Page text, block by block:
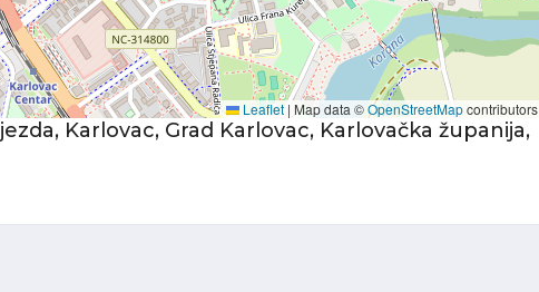
Leaflet | Map data ©OpenStreetMapcontributors
Karlovac, Grad Karlovac, Karlovačka županija,